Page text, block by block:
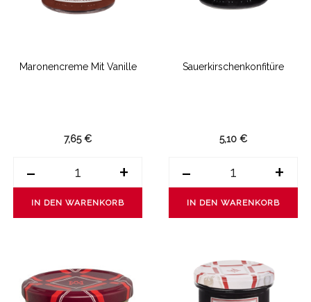
Maronencreme Mit Vanille
7,65 €
- +
IN DEN WARENKORB
Sauerkirschenkonfitüre
5,10 €
- +
IN DEN WARENKORB